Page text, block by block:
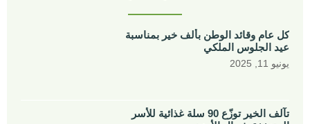
كل عام وقائد الوطن بألف خير بمناسبة
عيد الجلوس الملكي
يونيو 11, 2025
تآلف الخير توزّع 90 سلة غذائية للأسر